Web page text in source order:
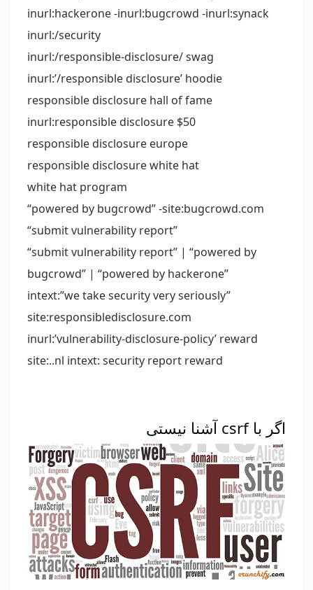
inurl:hackerone -inurl:bugcrowd -inurl:synack
inurl:/security
inurl:/responsible-disclosure/ swag
inurl:’/responsible disclosure’ hoodie
responsible disclosure hall of fame
inurl:responsible disclosure $50
responsible disclosure europe
responsible disclosure white hat
white hat program
“powered by bugcrowd” -site:bugcrowd.com
“submit vulnerability report”
“submit vulnerability report” | “powered by
bugcrowd” | “powered by hackerone”
intext:”we take security very seriously”
site:responsibledisclosure.com
inurl:’vulnerability-disclosure-policy’ reward
site:..nl intext: security report reward
اگر با csrf آشنا نیستی